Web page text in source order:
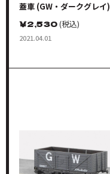
蓋車 (GW・ダークグレイ)
￥2,530(税込)
2021.04.01